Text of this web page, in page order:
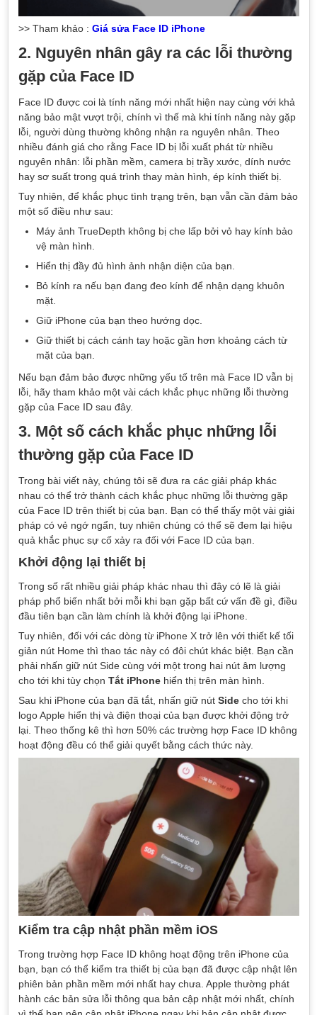
>> Tham khảo : Giá sửa Face ID iPhone
2. Nguyên nhân gây ra các lỗi thường
gặp của Face ID
Face ID được coi là tính năng mới nhất hiện nay cùng với khả
năng bảo mật vượt trội, chính vì thế mà khi tính năng này gặp
lỗi, người dùng thường không nhận ra nguyên nhân. Theo
nhiều đánh giá cho rằng Face ID bị lỗi xuất phát từ nhiều
nguyên nhân: lỗi phần mềm, camera bị trầy xước, dính nước
hay sơ suất trong quá trình thay màn hình, ép kính thiết bị.
Tuy nhiên, để khắc phục tình trạng trên, bạn vẫn cần đảm bảo
một số điều như sau:
Máy ảnh TrueDepth không bị che lấp bởi vỏ hay kính bảo
vệ màn hình.
Hiển thị đầy đủ hình ảnh nhận diện của bạn.
Bỏ kính ra nếu bạn đang đeo kính để nhận dạng khuôn
mặt.
Giữ iPhone của bạn theo hướng dọc.
Giữ thiết bị cách cánh tay hoặc gần hơn khoảng cách từ
mặt của bạn.
Nếu bạn đảm bảo được những yếu tố trên mà Face ID vẫn bị
lỗi, hãy tham khảo một vài cách khắc phục những lỗi thường
gặp của Face ID sau đây.
3. Một số cách khắc phục những lỗi
thường gặp của Face ID
Trong bài viết này, chúng tôi sẽ đưa ra các giải pháp khác
nhau có thể trở thành cách khắc phục những lỗi thường gặp
của Face ID trên thiết bị của bạn. Bạn có thể thấy một vài giải
pháp có vẻ ngớ ngẩn, tuy nhiên chúng có thể sẽ đem lại hiệu
quả khắc phục sự cố xảy ra đối với Face ID của bạn.
Khởi động lại thiết bị
Trong số rất nhiều giải pháp khác nhau thì đây có lẽ là giải
pháp phổ biến nhất bởi mỗi khi bạn gặp bất cứ vấn đề gì, điều
đầu tiên bạn cần làm chính là khởi động lại iPhone.
Tuy nhiên, đối với các dòng từ iPhone X trở lên với thiết kế tối
giản nút Home thì thao tác này có đôi chút khác biệt. Bạn cần
phải nhấn giữ nút Side cùng với một trong hai nút âm lượng
cho tới khi tùy chọn Tắt iPhonehiển thị trên màn hình.
Sau khi iPhone của bạn đã tắt, nhấn giữ nút Sidecho tới khi
logo Apple hiển thị và điện thoại của bạn được khởi động trở
lại. Theo thống kê thì hơn 50% các trường hợp Face ID không
hoạt động đều có thể giải quyết bằng cách thức này.
Kiểm tra cập nhật phần mềm iOS
Trong trường hợp Face ID không hoạt động trên iPhone của
bạn, bạn có thể kiểm tra thiết bị của bạn đã được cập nhật lên
phiên bản phần mềm mới nhất hay chưa. Apple thường phát
hành các bản sửa lỗi thông qua bản cập nhật mới nhất, chính